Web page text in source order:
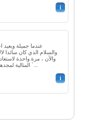
i
عندما جميلة وبعيد
والسلام الذي كان سائدا
والآن ، مرة واحدة
المثالية لمجدها السابق ، كنت `...
i